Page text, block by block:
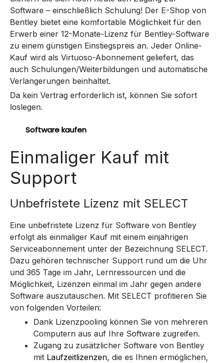
Software – einschließlich Schulung! Der E-Shop von
Bentley bietet eine komfortable Möglichkeit für den
Erwerb einer 12-Monate-Lizenz für Bentley-Software
zu einem günstigen Einstiegspreis an. Jeder Online-
Kauf wird als Virtuoso-Abonnement geliefert, das
auch Schulungen/Weiterbildungen und automatische
Verlängerungen beinhaltet.
Da kein Vertrag erforderlich ist, können Sie sofort
loslegen.
Software kaufen
Einmaliger Kauf mit
Support
Unbefristete Lizenz mit SELECT
Eine unbefristete Lizenz für Software von Bentley
erfolgt als einmaliger Kauf mit einem einjährigen
Serviceabonnement unter der Bezeichnung SELECT.
Dazu gehören technischer Support rund um die Uhr
und 365 Tage im Jahr, Lernressourcen und die
Möglichkeit, Lizenzen einmal im Jahr gegen andere
Software auszutauschen. Mit SELECT profitieren Sie
von folgenden Vorteilen:
Dank Lizenzpooling können Sie von mehreren
Computern aus auf Ihre Software zugreifen.
Zugang zu zusätzlicher Software von Bentley
mit Laufzeitlizenzen, die es Ihnen ermöglichen,